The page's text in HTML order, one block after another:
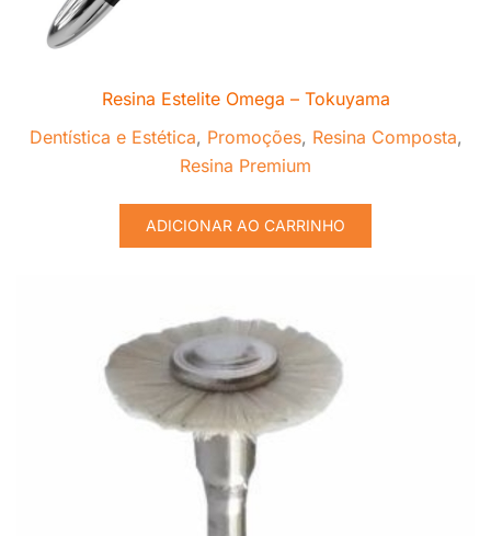
Resina Estelite Omega – Tokuyama
Dentística e Estética, Promoções, Resina Composta,
Resina Premium
ADICIONAR AO CARRINHO